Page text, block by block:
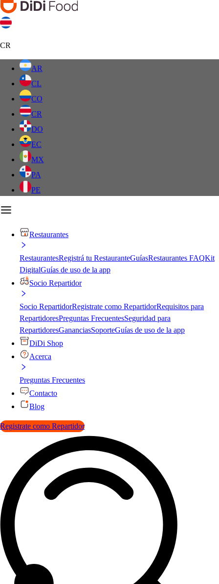
CR
AR
CL
CO
CR
DO
EC
MX
PA
PE
Restaurantes
RestaurantesRegistrá tu RestauranteGuíasRestaurantes FAQKit
DigitalGuías de uso de la app
Socio Repartidor
Socio RepartidorRegistrate como RepartidorRequisitos para
RepartidoresPreguntas FrecuentesSeguridad para
RepartidoresGananciasSoporteGuías de uso de la app
DiDi Shop
Acerca
Preguntas Frecuentes
Contacto
Blog
Registrate como Repartidor